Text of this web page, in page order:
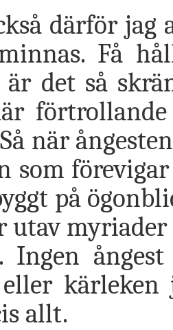
därför
Få
det så
när
som
på
utav
Ingen
kärleken
allt.